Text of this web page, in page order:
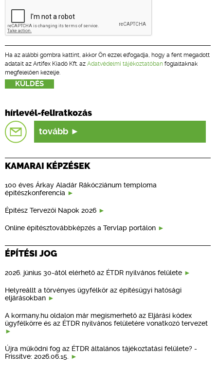
Ha az alábbi gombra kattint, akkor Ön ezzel elfogadja, hogy a fent megadott
adatait az Artifex Kiadó Kft. az Adatvédelmi tájékoztatóban foglaltaknak
megfelelően kezelje.
hírlevél-feliratkozás
tovább
KAMARAI KÉPZÉSEK
100 éves Árkay Aladár Rákócziánum temploma
építészkonferencia
Építész Tervezői Napok 2026
Online építésztovábbképzés a Tervlap portálon
ÉPÍTÉSI JOG
2026. június 30-ától elérhető az ÉTDR nyilvános felülete
Helyreállt a törvényes ügyfélkör az építésügyi hatósági
eljárásokban
A kormany.hu oldalon már megismerhető az Eljárási kódex
ügyfélkörre és az ÉTDR nyilvános felületére vonatkozó tervezet
Újra működni fog az ÉTDR általános tájékoztatási felülete? -
Frissítve: 2026.06.15.